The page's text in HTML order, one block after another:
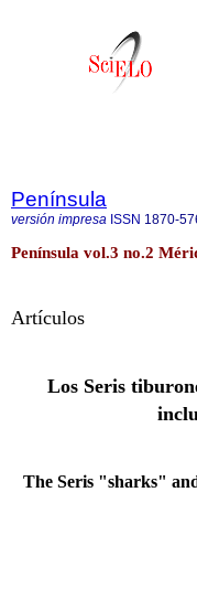
Península
versión impresa ISSN 1870-
Península vol.3 no.2
Artículos
Los Seris
The Seris "sharks"